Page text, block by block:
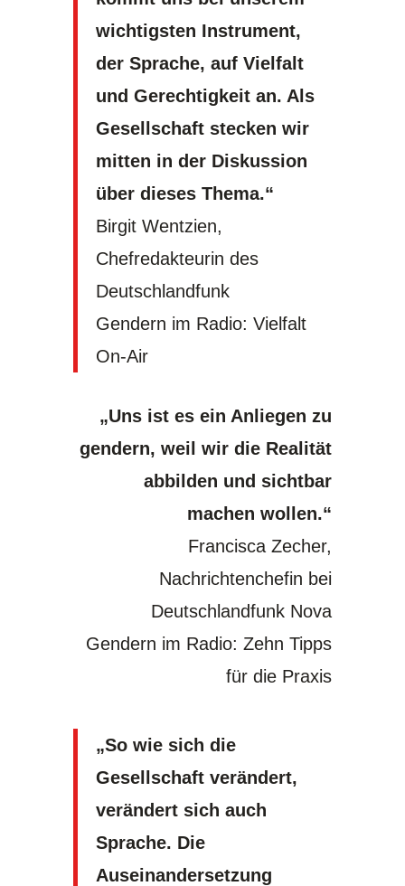
wichtigsten Instrument,
der Sprache, auf Vielfalt
und Gerechtigkeit an. Als
Gesellschaft stecken wir
mitten in der Diskussion
über dieses Thema.“
Birgit Wentzien,
Chefredakteurin des
Deutschlandfunk
Gendern im Radio: Vielfalt
On-Air
„Uns ist es ein Anliegen zu
gendern, weil wir die Realität
abbilden und sichtbar
machen wollen.“
Francisca Zecher,
Nachrichtenchefin bei
Deutschlandfunk Nova
Gendern im Radio: Zehn Tipps
für die Praxis
„So wie sich die
Gesellschaft verändert,
verändert sich auch
Sprache. Die
Auseinandersetzung